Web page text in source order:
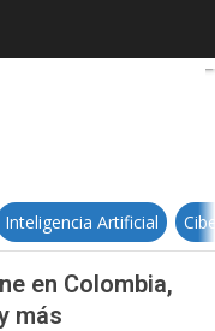
con su iPhone
Inteligencia Artificial
en Colombia,
más